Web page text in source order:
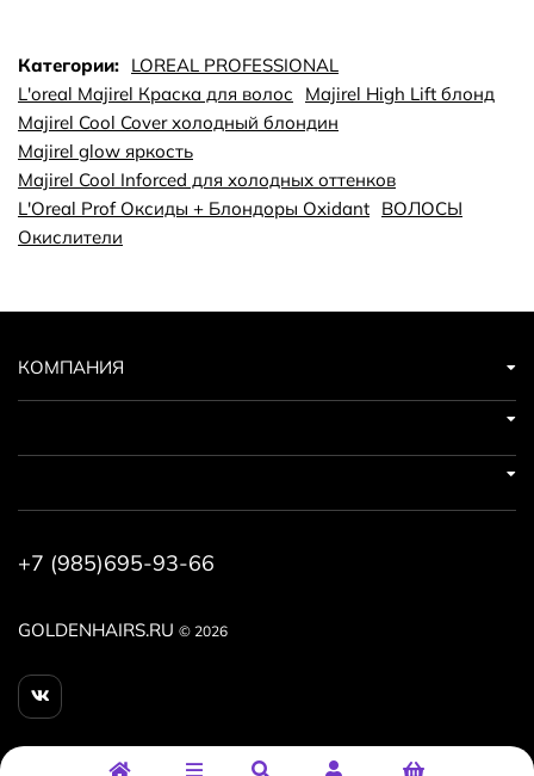
компонентам на основе воска Оксидент окутывает
каждый волосок защитным слоем, который
препятствует проникновению негативных факторов
окружающей среды и способствует более длительному
и стойкому удержанию цвета.
Категории: LOREAL PROFESSIONAL
L'oreal Majirel Краска для волос
Majirel High Lift блонд
Majirel Cool Cover холодный блондин
Majirel glow яркость
Majirel Cool Inforced для холодных оттенков
L'Oreal Prof Оксиды + Блондоры Oxidant ВОЛОСЫ
Окислители
GOLDENHAIRS.RU © 2026
КОМПАНИЯ
+7 (985)695-93-66